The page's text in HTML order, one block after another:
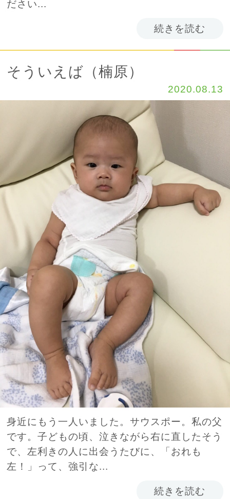
ださい...
続きを読む
そういえば（楠原）
2020.08.13
身近にもう一人いました。サウスポー。私の父
です。子どもの頃、泣きながら右に直したそう
で、左利きの人に出会うたびに、「おれも
左！」って、強引な...
続きを読む